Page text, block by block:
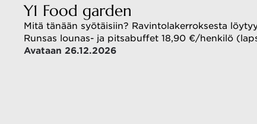
Y1 Food garden
Mitä tänään syötäisiin? Ravintolakerroksesta
Runsas lounas- ja pitsabuffet 18,90 €/henkilö
Avataan 26.12.2026